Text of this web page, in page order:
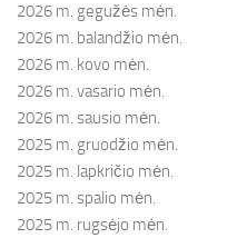
2026 m. gegužės mėn.
2026 m. balandžio mėn.
2026 m. kovo mėn.
2026 m. vasario mėn.
2026 m. sausio mėn.
2025 m. gruodžio mėn.
2025 m. lapkričio mėn.
2025 m. spalio mėn.
2025 m. rugsėjo mėn.